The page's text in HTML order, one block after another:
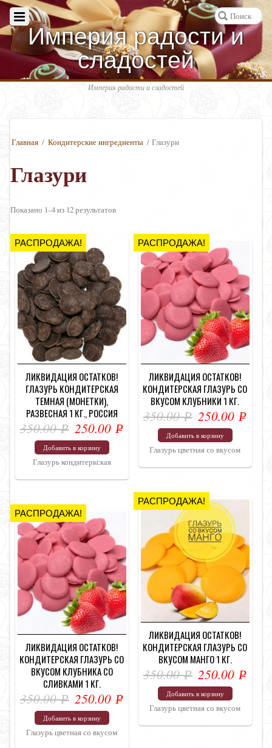
Империя радости и
сладостей
Империя радости и сладостей
Главная / Кондитерские ингредиенты / Глазури
Глазури
Показано 1–4 из 12 результатов
РАСПРОДАЖА!
ЛИКВИДАЦИЯ ОСТАТКОВ!
ГЛАЗУРЬ КОНДИТЕРСКАЯ
ТЕМНАЯ (МОНЕТКИ),
РАЗВЕСНАЯ 1 КГ., РОССИЯ
350.00Р
УБ.
250.00Р
Добавить в корзину
Глазурь кондитеркская
РАСПРОДАЖА!
ЛИКВИДАЦИЯ ОСТАТКОВ!
КОНДИТЕРСКАЯ ГЛАЗУРЬ СО
ВКУСОМ КЛУБНИКИ 1 КГ.
350.00Р
УБ.
250.00Р
Добавить в корзину
Глазурь цветная со вкусом
РАСПРОДАЖА!
ЛИКВИДАЦИЯ ОСТАТКОВ!
КОНДИТЕРСКАЯ ГЛАЗУРЬ СО
ВКУСОМ МАНГО 1 КГ.
350.00Р
УБ.
250.00Р
Добавить в корзину
Глазурь цветная со вкусом
РАСПРОДАЖА!
ЛИКВИДАЦИЯ ОСТАТКОВ!
КОНДИТЕРСКАЯ ГЛАЗУРЬ СО
ВКУСОМ КЛУБНИКА СО
СЛИВКАМИ 1 КГ.
350.00Р
УБ.
250.00Р
Добавить в корзину
Глазурь цветная со вкусом